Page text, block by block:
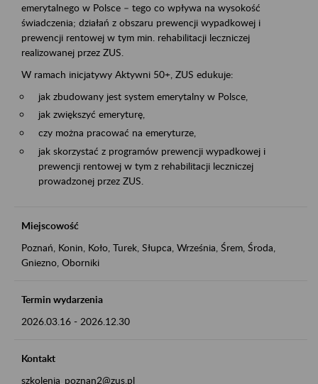
emerytalnego w Polsce – tego co wpływa na wysokość
świadczenia; działań z obszaru prewencji wypadkowej i
prewencji rentowej w tym min. rehabilitacji leczniczej
realizowanej przez ZUS.
W ramach inicjatywy Aktywni 50+, ZUS edukuje:
jak zbudowany jest system emerytalny w Polsce,
jak zwiększyć emeryturę,
czy można pracować na emeryturze,
jak skorzystać z programów prewencji wypadkowej i
prewencji rentowej w tym z rehabilitacji leczniczej
prowadzonej przez ZUS.
Miejscowość
Poznań, Konin, Koło, Turek, Słupca, Września, Śrem, Środa,
Gniezno, Oborniki
Termin wydarzenia
2026.03.16 - 2026.12.30
Kontakt
szkolenia_poznan2@zus.pl